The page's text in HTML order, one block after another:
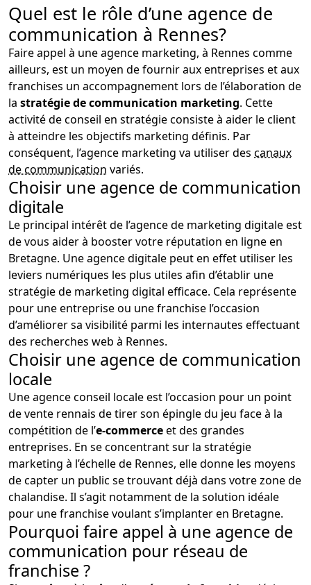
Quel est le rôle d’une agence de
communication à Rennes?
Faire appel à une agence marketing, à Rennes comme
ailleurs, est un moyen de fournir aux entreprises et aux
franchises un accompagnement lors de l’élaboration de
la stratégie de communication marketing. Cette
activité de conseil en stratégie consiste à aider le client
à atteindre les objectifs marketing définis. Par
conséquent, l’agence marketing va utiliser des canaux
de communication variés.
Choisir une agence de communication
digitale
Le principal intérêt de l’agence de marketing digitale est
de vous aider à booster votre réputation en ligne en
Bretagne. Une agence digitale peut en effet utiliser les
leviers numériques les plus utiles afin d’établir une
stratégie de marketing digital efficace. Cela représente
pour une entreprise ou une franchise l’occasion
d’améliorer sa visibilité parmi les internautes effectuant
des recherches web à Rennes.
Choisir une agence de communication
locale
Une agence conseil locale est l’occasion pour un point
de vente rennais de tirer son épingle du jeu face à la
compétition de l’e-commerceet des grandes
entreprises. En se concentrant sur la stratégie
marketing à l’échelle de Rennes, elle donne les moyens
de capter un public se trouvant déjà dans votre zone de
chalandise. Il s’agit notamment de la solution idéale
pour une franchise voulant s’implanter en Bretagne.
Pourquoi faire appel à une agence de
communication pour réseau de
franchise ?